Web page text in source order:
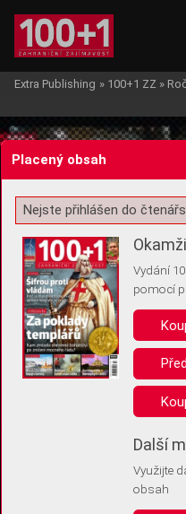
Žádost o souhlas s
Pro základní fungování webu
(tzv. cookies apod.). Rádi
uložením volitelných informací:
Anonymní unikátní ID
Díky němu příště poznáme, že
Identifikátor je zcela anonymní.
Vaše souhlasy a odmítnutí si
vás už příště znovu neptali.
Extra Publishing » 100+1 ZZ »
Placený obsah
Nejste přihlášen do
Vydání
pomocí
Další
Využijte
obsah